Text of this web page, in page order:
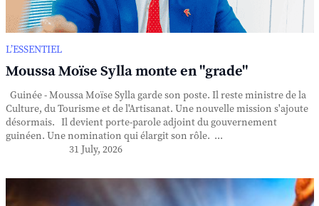
L’ESSENTIEL
Moussa Moïse Sylla monte en "grade"
Guinée - Moussa Moïse Sylla garde son poste. Il reste ministre de la
Culture, du Tourisme et de l'Artisanat. Une nouvelle mission s'ajoute
désormais. Il devient porte-parole adjoint du gouvernement
guinéen. Une nomination qui élargit son rôle. ...
31 July, 2026